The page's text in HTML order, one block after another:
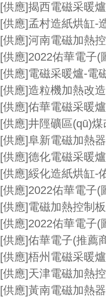
[供應]揭西電磁采暖
[供應]孟村造紙烘缸-
[供應]河南電磁加熱
[供應]2022佑華電子(
[供應]電磁采暖爐-電
[供應]造粒機加熱改
[供應]佑華電磁采暖
[供應]井陘礦區(qū)
[供應]阜新電磁加熱
[供應]德化電磁采暖
[供應]綏化造紙烘缸-
[供應]2022佑華電子(
[供應]電磁加熱控制
[供應]2022佑華電子(
[供應]佑華電子(推薦
[供應]梧州電磁采暖
[供應]天津電磁加熱
[供應]黃南電磁加熱